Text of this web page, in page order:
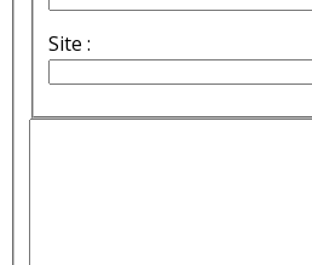
Site :